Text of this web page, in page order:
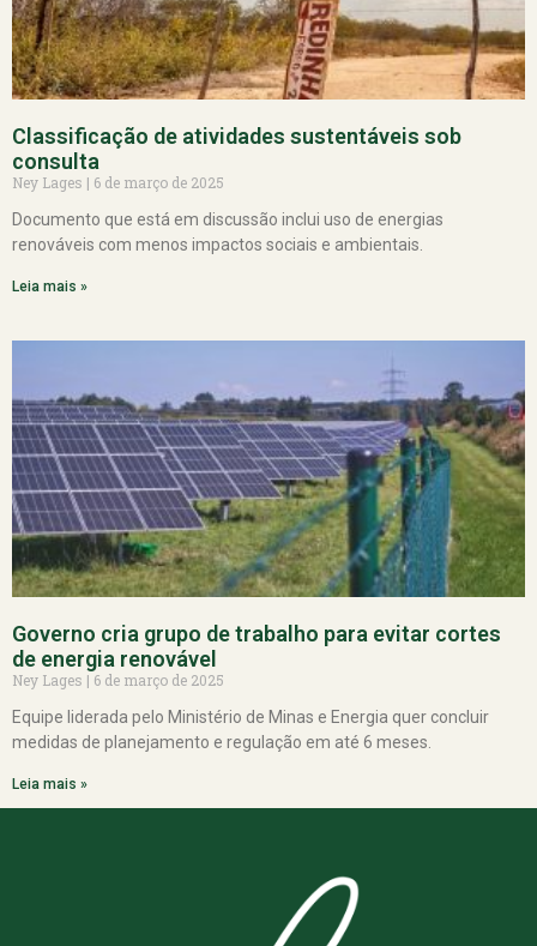
Classificação de atividades sustentáveis sob
consulta
Ney Lages
6 de março de 2025
Documento que está em discussão inclui uso de energias
renováveis com menos impactos sociais e ambientais.
Leia mais »
Governo cria grupo de trabalho para evitar cortes
de energia renovável
Ney Lages
6 de março de 2025
Equipe liderada pelo Ministério de Minas e Energia quer concluir
medidas de planejamento e regulação em até 6 meses.
Leia mais »